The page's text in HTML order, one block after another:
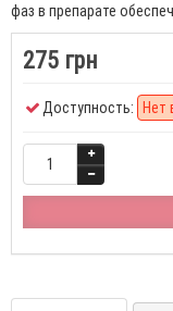
фаз в препарате
275 грн
Доступность: Нет